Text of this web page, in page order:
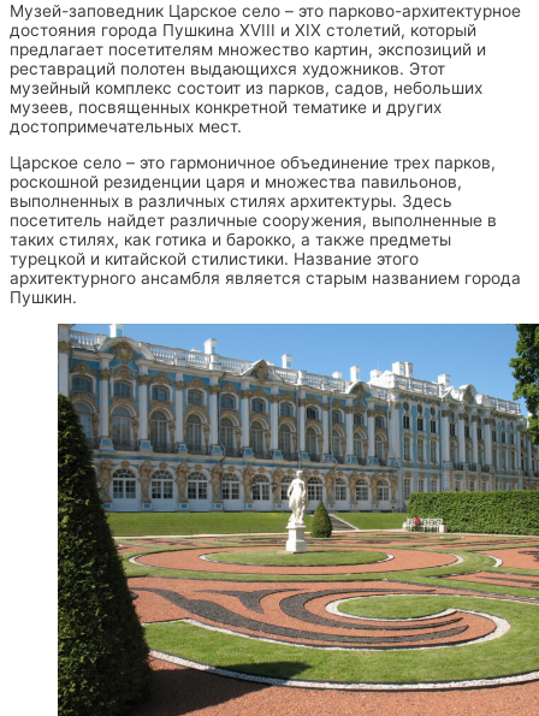
Музей-заповедник Царское село – это парково-архитектурное
достояния города Пушкина XVIII и XIX столетий, который
предлагает посетителям множество картин, экспозиций и
реставраций полотен выдающихся художников. Этот
музейный комплекс состоит из парков, садов, небольших
музеев, посвященных конкретной тематике и других
достопримечательных мест.
Царское село – это гармоничное объединение трех парков,
роскошной резиденции царя и множества павильонов,
выполненных в различных стилях архитектуры. Здесь
посетитель найдет различные сооружения, выполненные в
таких стилях, как готика и барокко, а также предметы
турецкой и китайской стилистики. Название этого
архитектурного ансамбля является старым названием города
Пушкин.